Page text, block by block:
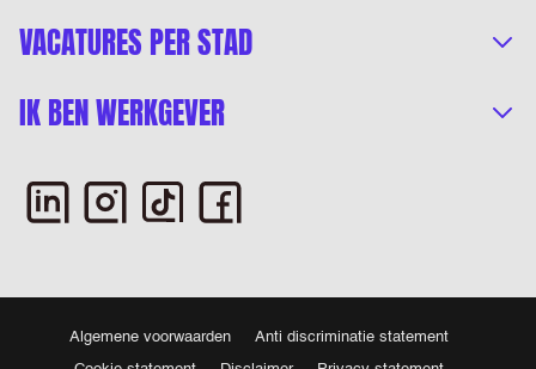
VACATURES PER STAD
IK BEN WERKGEVER
Algemene voorwaarden Anti discriminatie statement